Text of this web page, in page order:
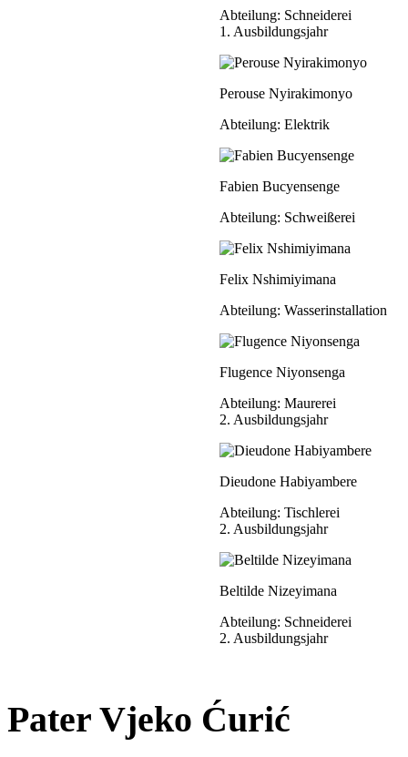
Abteilung: Schneiderei
1. Ausbildungsjahr
Perouse Nyirakimonyo
Abteilung: Elektrik
Fabien Bucyensenge
Abteilung: Schweißerei
Felix Nshimiyimana
Abteilung: Wasserinstallation
Flugence Niyonsenga
Abteilung: Maurerei
2. Ausbildungsjahr
Dieudone Habiyambere
Abteilung: Tischlerei
2. Ausbildungsjahr
Beltilde Nizeyimana
Abteilung: Schneiderei
2. Ausbildungsjahr
Pater Vjeko Ćurić